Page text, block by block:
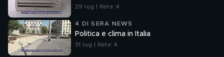
29 lug | Rete 4
4 DI SERA NEWS
Politica e clima in Italia
31 lug | Rete 4